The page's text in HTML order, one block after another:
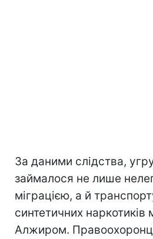
За даними слідства,
займалося не лише
міграцією, а й
синтетичних наркотиків
Алжиром.